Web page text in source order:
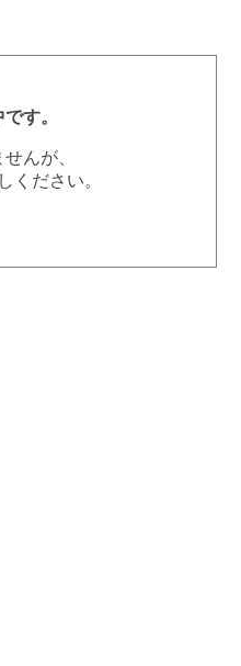
す。
んが、
ください。